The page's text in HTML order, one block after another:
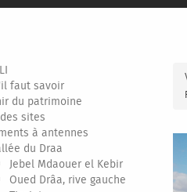
faut savoir
du patrimoine
sites
à antennes
du Draa
Jebel Mdaouer el Kebir
Oued Drâa, rive gauche